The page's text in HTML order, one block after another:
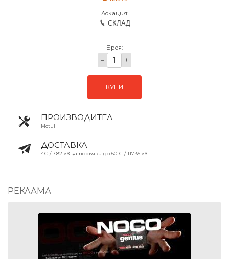
Локация:
СКЛАД
Броя:
− +
КУПИ
ПРОИЗВОДИТЕЛ
Motul
ДОСТАВКА
4€ / 7.82 лв. за поръчки до 60 € / 117.35 лв.
РЕКЛАМА